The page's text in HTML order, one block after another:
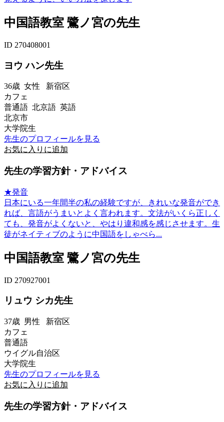
中国語教室 鷺ノ宮の先生
ID 270408001
ヨウ ハン先生
36歳 女性 新宿区
カフェ
普通語 北京語 英語
北京市
大学院生
先生のプロフィールを見る
お気に入りに追加
先生の学習方針・アドバイス
★発音
日本にいる一年間半の私の経験ですが、きれいな発音ができ
れば、言語がうまいとよく言われます。文法がいくら正しく
ても、発音がよくないと、やはり違和感を感じさせます。生
徒がネイティブのように中国語をしゃべら...
中国語教室 鷺ノ宮の先生
ID 270927001
リュウ シカ先生
37歳 男性 新宿区
カフェ
普通語
ウイグル自治区
大学院生
先生のプロフィールを見る
お気に入りに追加
先生の学習方針・アドバイス